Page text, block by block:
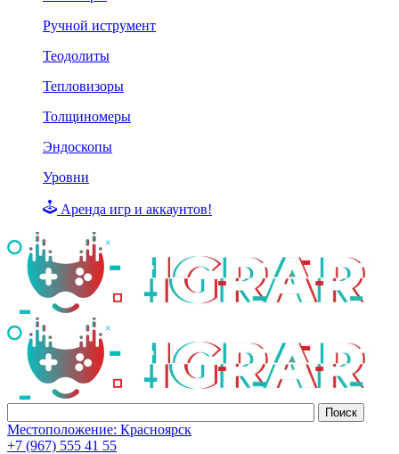
Ручной иструмент
Теодолиты
Тепловизоры
Толщиномеры
Эндоскопы
Уровни
Аренда игр и аккаунтов!
Местоположение: Красноярск
+7 (967) 555 41 55